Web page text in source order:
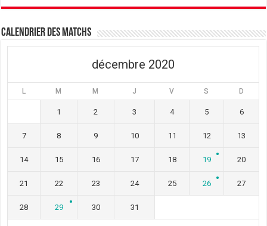
Calendrier des matchs
décembre 2020
L M M J V S D
1 2 3 4 5 6
7 8 9 10 11 12 13
14 15 16 17 18 19 20
21 22 23 24 25 26 27
28 29 30 31